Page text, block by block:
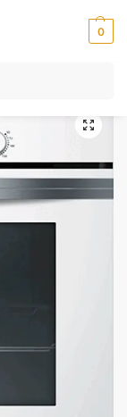
0